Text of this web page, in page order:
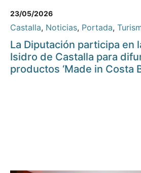
23/05/2026
Castalla, Noticias, Portada,
La Diputación participa en
Isidro de Castalla para
productos ‘Made in Costa